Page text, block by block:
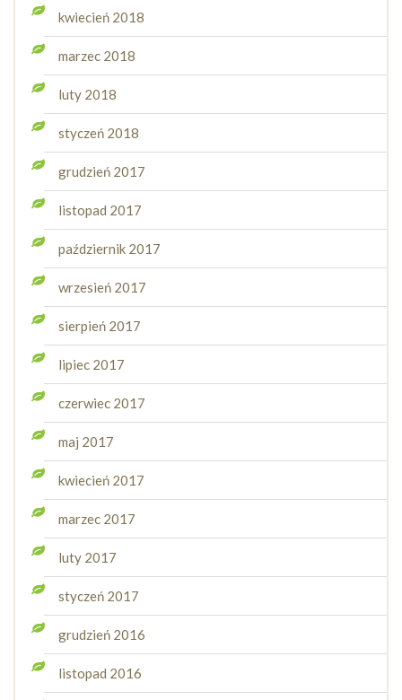
kwiecień 2018
marzec 2018
luty 2018
styczeń 2018
grudzień 2017
listopad 2017
październik 2017
wrzesień 2017
sierpień 2017
lipiec 2017
czerwiec 2017
maj 2017
kwiecień 2017
marzec 2017
luty 2017
styczeń 2017
grudzień 2016
listopad 2016